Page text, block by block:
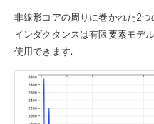
非線形コアの周りに巻かれた2
インダクタンスは有限要素モデ
使用できます.